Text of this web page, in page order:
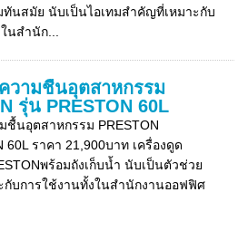
นสมัย นับเป็นไอเทมสำคัญที่เหมาะกับ
นสำนัก...
วามชื้นอุตสาหกรรม
รุ่น PRESTON 60L
ชื้นอุตสาหกรรม PRESTON
60L ราคา 21,900บาท เครื่องดูด
พร้อมถังเก็บน้ำ นับเป็นตัวช่วย
กับการใช้งานทั้งในสำนักงานออฟฟิศ